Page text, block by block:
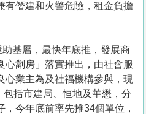
有僭建和火警危險，租金負擔
助基層，最快年底推，發展商
心劏房」落實推出，由社會服
心業主為及社福機構參與，現
括市建局、恒地及華懋，分
今年底前率先推34個單位，